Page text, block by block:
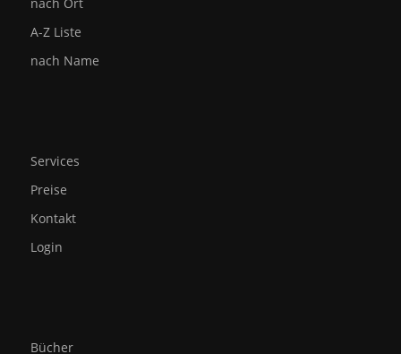
nach Ort
A-Z Liste
nach Name
Services
Preise
Kontakt
Login
Bücher